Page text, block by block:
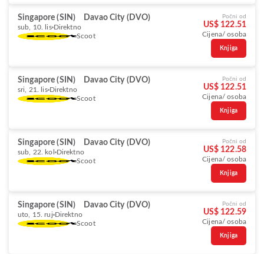
Singapore (SIN) Davao City (DVO)
sub, 10. lis Direktno
Scoot
Počni od
US$ 122.51
Cijena/ osoba
Knjiga
Singapore (SIN) Davao City (DVO)
sri, 21. lis Direktno
Scoot
Počni od
US$ 122.51
Cijena/ osoba
Knjiga
Singapore (SIN) Davao City (DVO)
sub, 22. kol Direktno
Scoot
Počni od
US$ 122.58
Cijena/ osoba
Knjiga
Singapore (SIN) Davao City (DVO)
uto, 15. ruj Direktno
Scoot
Počni od
US$ 122.59
Cijena/ osoba
Knjiga